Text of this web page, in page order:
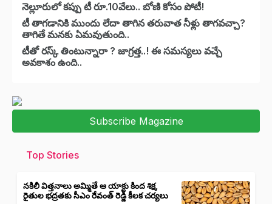
నెల్లూరులో కప్పు టీ రూ.10వేలు.. బోణి కోసం పోటీ!
టీ తాగడానికి ముందు లేదా తాగిన తరువాత నీళ్లు తాగవచ్చా?
తాగితే మనకు ఏమవుతుంది..
టీతో రస్క్ తింటున్నారా ? జాగ్రత్త..! ఈ సమస్యలు వచ్చే
అవకాశం ఉంది..
Subscribe Magazine
Top Stories
నకిలీ విత్తనాలు అమ్మితే ఆ యాక్టు కింద శిక్ష,
రైతుల భద్రతకు సీఎం రేవంత్ రెడ్డి కీలక చర్యలు